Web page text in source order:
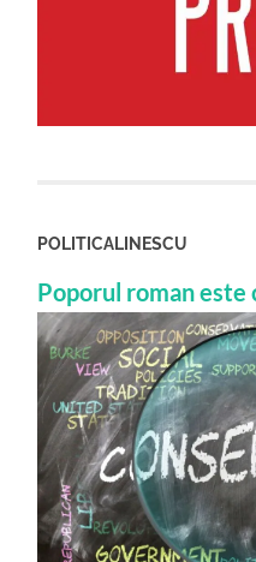
POLITICALINESCU
Poporul roman